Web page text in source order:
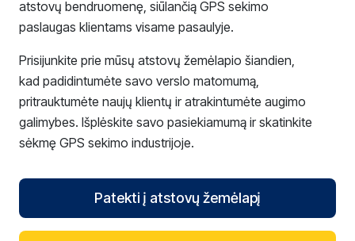
atstovų bendruomenę, siūlančią GPS sekimo
paslaugas klientams visame pasaulyje.
Prisijunkite prie mūsų atstovų žemėlapio šiandien,
kad padidintumėte savo verslo matomumą,
pritrauktumėte naujų klientų ir atrakintumėte augimo
galimybes. Išplėskite savo pasiekiamumą ir skatinkite
sėkmę GPS sekimo industrijoje.
Patekti į atstovų žemėlapį